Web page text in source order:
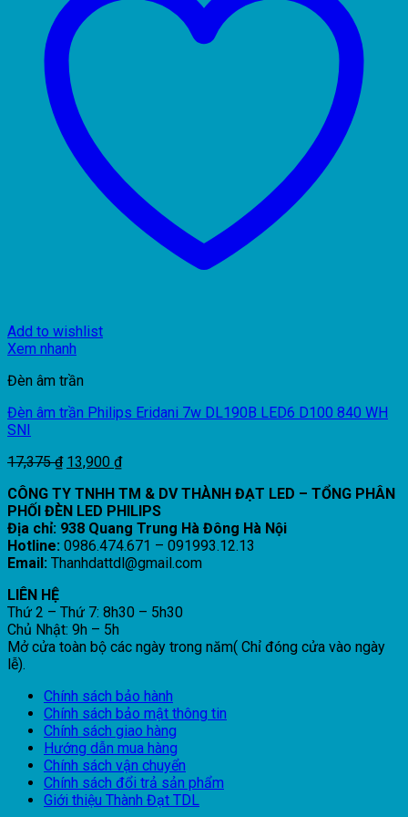
Add to wishlist
Xem nhanh
Đèn âm trần
Đèn âm trần Philips Eridani 7w DL190B LED6 D100 840 WH
SNI
17,375₫ Giá
là:
17,375 ₫.
13,900 ₫Giá
tại
là:
13,900 ₫.
CÔNG TY TNHH TM & DV THÀNH ĐẠT LED – TỔNG PHÂN
PHỐI ĐÈN LED PHILIPS
Địa chỉ: 938 Quang Trung Hà Đông Hà Nội
Hotline: 0986.474.671 – 091993.12.13
Email: Thanhdattdl@gmail.com
LIÊN HỆ
Thứ 2 – Thứ 7: 8h30 – 5h30
Chủ Nhật: 9h – 5h
Mở cửa toàn bộ các ngày trong năm( Chỉ đóng cửa vào ngày
lễ).
Chính sách bảo hành
Chính sách bảo mật thông tin
Chính sách giao hàng
Hướng dẫn mua hàng
Chính sách vận chuyển
Chính sách đổi trả sản phẩm
Giới thiệu Thành Đạt TDL